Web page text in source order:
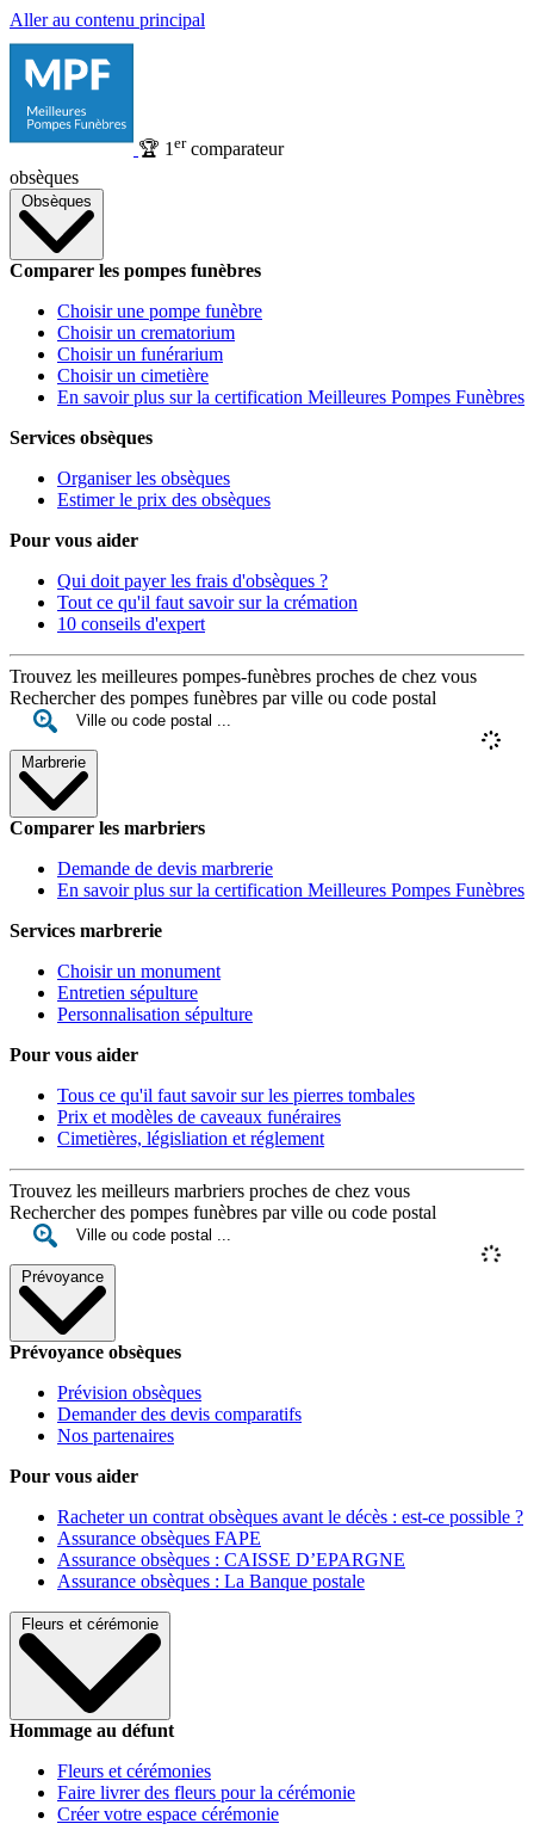
Aller au contenu principal
🏆 1 ercomparateur
obsèques
Obsèques
Comparer les pompes funèbres
Choisir une pompe funèbre
Choisir un crematorium
Choisir un funérarium
Choisir un cimetière
En savoir plus sur la certification Meilleures Pompes Funèbres
Services obsèques
Organiser les obsèques
Estimer le prix des obsèques
Pour vous aider
Qui doit payer les frais d'obsèques ?
Tout ce qu'il faut savoir sur la crémation
10 conseils d'expert
Trouvez les meilleures pompes-funèbres proches de chez vous
Rechercher des pompes funèbres par ville ou code postal
Marbrerie
Comparer les marbriers
Demande de devis marbrerie
En savoir plus sur la certification Meilleures Pompes Funèbres
Services marbrerie
Choisir un monument
Entretien sépulture
Personnalisation sépulture
Pour vous aider
Tous ce qu'il faut savoir sur les pierres tombales
Prix et modèles de caveaux funéraires
Cimetières, législiation et réglement
Trouvez les meilleurs marbriers proches de chez vous
Rechercher des pompes funèbres par ville ou code postal
Prévoyance
Prévoyance obsèques
Prévision obsèques
Demander des devis comparatifs
Nos partenaires
Pour vous aider
Racheter un contrat obsèques avant le décès : est-ce possible ?
Assurance obsèques FAPE
Assurance obsèques : CAISSE D’EPARGNE
Assurance obsèques : La Banque postale
Fleurs et cérémonie
Hommage au défunt
Fleurs et cérémonies
Faire livrer des fleurs pour la cérémonie
Créer votre espace cérémonie